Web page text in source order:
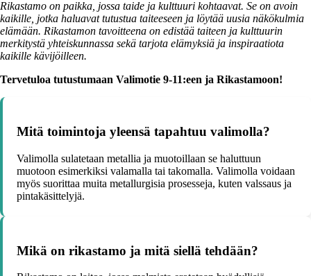
Rikastamo on paikka, jossa taide ja kulttuuri kohtaavat. Se on avoin
kaikille, jotka haluavat tutustua taiteeseen ja löytää uusia näkökulmia
elämään. Rikastamon tavoitteena on edistää taiteen ja kulttuurin
merkitystä yhteiskunnassa sekä tarjota elämyksiä ja inspiraatiota
kaikille kävijöilleen.
Tervetuloa tutustumaan Valimotie 9-11:een ja Rikastamoon!
Mitä toimintoja yleensä tapahtuu valimolla?
Valimolla sulatetaan metallia ja muotoillaan se haluttuun
muotoon esimerkiksi valamalla tai takomalla. Valimolla voidaan
myös suorittaa muita metallurgisia prosesseja, kuten valssaus ja
pintakäsittelyjä.
Mikä on rikastamo ja mitä siellä tehdään?